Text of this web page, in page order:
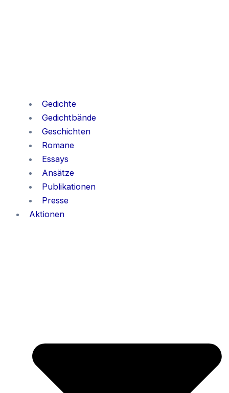
Gedichte
Gedichtbände
Geschichten
Romane
Essays
Ansätze
Publikationen
Presse
Aktionen